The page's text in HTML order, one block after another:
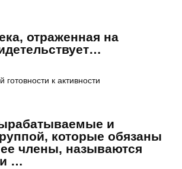
отраженная на
к активности
и
которые обязаны
члены, называются
…